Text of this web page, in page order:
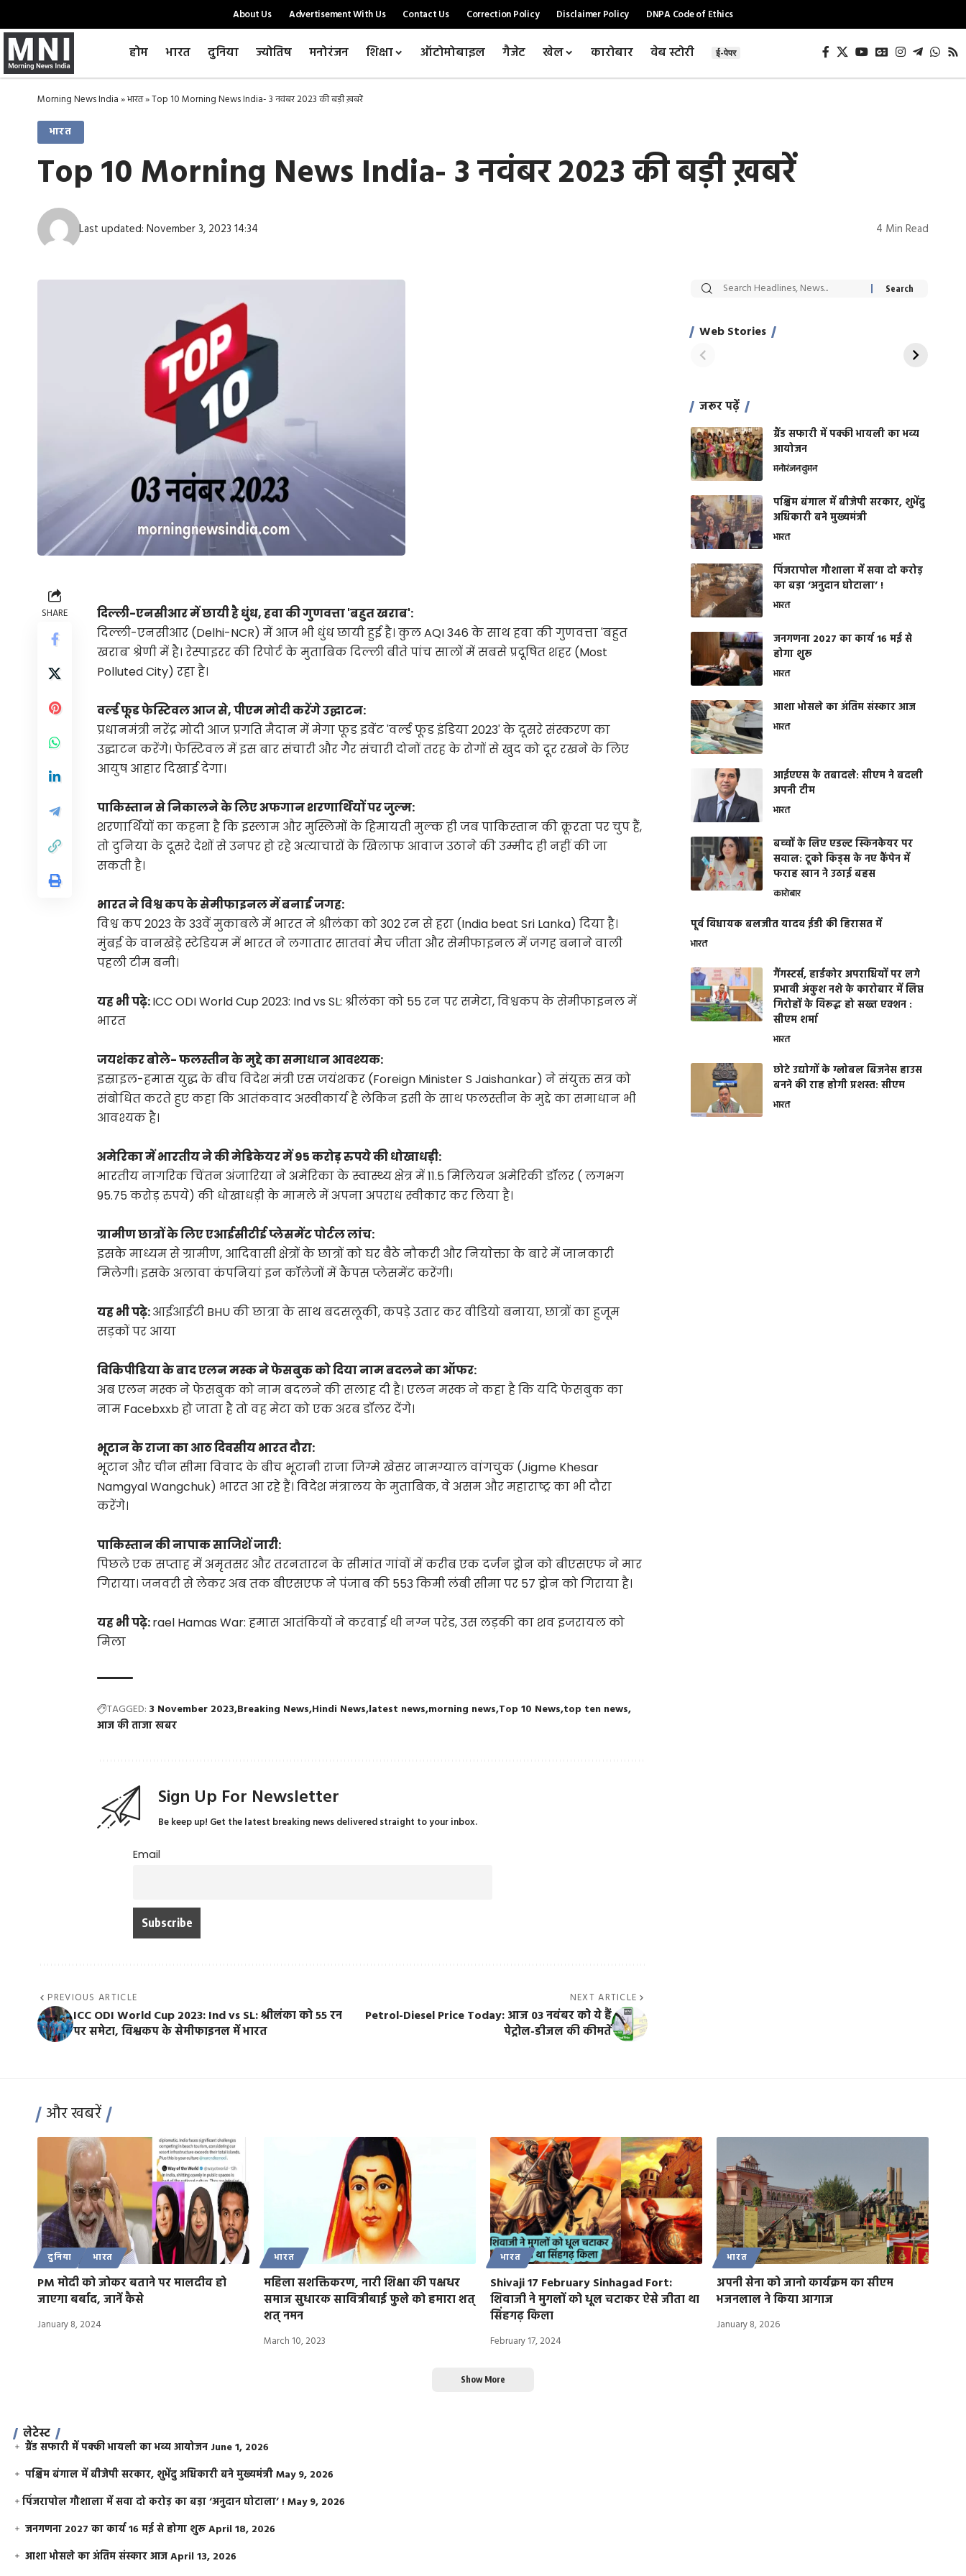
About Us Advertisement With Us Contact Us Correction Policy Disclaimer Policy DNPA Code of Ethics
होम भारत दुनिया ज्योतिष मनोरंजन शिक्षा ऑटोमोबाइल गैजेट खेल कारोबार वेब स्टोरी ई-पेपर
Morning News India»भारत»Top 10 Morning News India- 3 नवंबर 2023 की बड़ी ख़बरें
भारत
Top 10 Morning News India- 3 नवंबर 2023 की बड़ी ख़बरें
Last updated: November 3, 2023 14:34 4 Min Read
SHARE
दिल्ली-एनसीआर में छायी है धुंध, हवा की गुणवत्ता 'बहुत खराब':
दिल्ली-एनसीआर (Delhi-NCR) में आज भी धुंध छायी हुई है। कुल AQI 346 के साथ हवा की गुणवत्ता 'बहुत
खराब' श्रेणी में है। रेस्पाइरर की रिपोर्ट के मुताबिक दिल्ली बीते पांच सालों में सबसे प्रदूषित शहर (Most
Polluted City) रहा है।
वर्ल्ड फूड फेस्टिवल आज से, पीएम मोदी करेंगे उद्घाटन:
प्रधानमंत्री नरेंद्र मोदी आज प्रगति मैदान में मेगा फूड इवेंट 'वर्ल्ड फूड इंडिया 2023' के दूसरे संस्करण का
उद्घाटन करेंगे। फेस्टिवल में इस बार संचारी और गैर संचारी दोनों तरह के रोगों से खुद को दूर रखने के लिए
आयुष आहार दिखाई देगा।
पाकिस्तान से निकालने के लिए अफगान शरणार्थियों पर जुल्म:
शरणार्थियों का कहना है कि इस्लाम और मुस्लिमों के हिमायती मुल्क ही जब पाकिस्तान की क्रूरता पर चुप हैं,
तो दुनिया के दूसरे देशों से उनपर हो रहे अत्याचारों के खिलाफ आवाज उठाने की उम्मीद ही नहीं की जा
सकती है।
भारत ने विश्व कप के सेमीफाइनल में बनाई जगह:
विश्व कप 2023 के 33वें मुकाबले में भारत ने श्रीलंका को 302 रन से हरा (India beat Sri Lanka) दिया है।
मुंबई के वानखेड़े स्टेडियम में भारत ने लगातार सातवां मैच जीता और सेमीफाइनल में जगह बनाने वाली
पहली टीम बनी।
यह भी पढ़े:ICC ODI World Cup 2023: Ind vs SL: श्रीलंका को 55 रन पर समेटा, विश्वकप के सेमीफाइनल में
भारत
जयशंकर बोले- फलस्तीन के मुद्दे का समाधान आवश्यक:
इस्राइल-हमास युद्ध के बीच विदेश मंत्री एस जयंशकर (Foreign Minister S Jaishankar) ने संयुक्त सत्र को
संबोधित करते हुए कहा कि आतंकवाद अस्वीकार्य है लेकिन इसी के साथ फलस्तीन के मुद्दे का समाधान भी
आवश्यक है।
अमेरिका में भारतीय ने की मेडिकेयर में 95 करोड़ रुपये की धोखाधड़ी:
भारतीय नागरिक चिंतन अंजारिया ने अमेरिका के स्वास्थ्य क्षेत्र में 11.5 मिलियन अमेरिकी डॉलर ( लगभग
95.75 करोड़ रुपये) की धोखाधड़ी के मामले में अपना अपराध स्वीकार कर लिया है।
ग्रामीण छात्रों के लिए एआईसीटीई प्लेसमेंट पोर्टल लांच:
इसके माध्यम से ग्रामीण, आदिवासी क्षेत्रों के छात्रों को घर बैठे नौकरी और नियाेक्ता के बारे में जानकारी
मिलेगी। इसके अलावा कंपनियां इन कॉलेजों में कैंपस प्लेसमेंट करेंगी।
यह भी पढ़े:आईआईटी BHU की छात्रा के साथ बदसलूकी, कपड़े उतार कर वीडियो बनाया, छात्रों का हुजूम
सड़कों पर आया
विकिपीडिया के बाद एलन मस्क ने फेसबुक को दिया नाम बदलने का ऑफर:
अब एलन मस्क ने फेसबुक को नाम बदलने की सलाह दी है। एलन मस्क ने कहा है कि यदि फेसबुक का
नाम Facebxxb हो जाता है तो वह मेटा को एक अरब डॉलर देंगे।
भूटान के राजा का आठ दिवसीय भारत दौरा:
भूटान और चीन सीमा विवाद के बीच भूटानी राजा जिग्मे खेसर नामग्याल वांगचुक (Jigme Khesar
Namgyal Wangchuk) भारत आ रहे हैं। विदेश मंत्रालय के मुताबिक, वे असम और महाराष्ट्र का भी दौरा
करेंगे।
पाकिस्तान की नापाक साजिशें जारी:
पिछले एक सप्ताह में अमृतसर और तरनतारन के सीमांत गांवों में करीब एक दर्जन ड्रोन को बीएसएफ ने मार
गिराया। जनवरी से लेकर अब तक बीएसएफ ने पंजाब की 553 किमी लंबी सीमा पर 57 ड्रोन को गिराया है।
यह भी पढ़े:rael Hamas War: हमास आतंकियों ने करवाई थी नग्न परेड, उस लड़की का शव इजरायल को
मिला
TAGGED: 3 November 2023 Breaking News Hindi News latest news morning news Top 10 News top ten news
आज की ताजा खबर
Sign Up For Newsletter
Be keep up! Get the latest breaking news delivered straight to your inbox.
Email
PREVIOUS ARTICLE
ICC ODI World Cup 2023: Ind vs SL: श्रीलंका को 55 रन
पर समेटा, विश्वकप के सेमीफाइनल में भारत
NEXT ARTICLE
Petrol-Diesel Price Today: आज 03 नवंबर को ये हैं
पेट्रोल-डीजल की कीमतें
Web Stories
सट्टेबाजी में अरेस्ट हुए
साहिल खान
रोज एक कच्चे लहसुन
जरूर पढ़ें
ग्रैंड सफारी में पक्की भायली का भव्य
आयोजन
मनोरंजनवुमन
पश्चिम बंगाल में बीजेपी सरकार, शुभेंदु
अधिकारी बने मुख्यमंत्री
भारत
​पिंजरापोल गौशाला में सवा दो करोड़
का बड़ा ‘अनुदान घोटाला’ !
भारत
जनगणना 2027 का कार्य 16 मई से
होगा शुरू
भारत
आशा भोसले का अंतिम संस्कार आज
भारत
आईएएस के तबादले: सीएम ने बदली
अपनी टीम
भारत
बच्चों के लिए एडल्ट स्किनकेयर पर
सवाल: टूको किड्स के नए कैंपेन में
फराह खान ने उठाई बहस
कारोबार
पूर्व विधायक बलजीत यादव ईडी की हिरासत में
भारत
गैंगस्टर्स, हार्डकोर अपराधियों पर लगे
प्रभावी अंकुश नशे के कारोबार में लिप्त
गिरोहों के विरूद्ध हो सख्त एक्शन :
सीएम शर्मा
भारत
छोटे उद्योगों के ग्लोबल बिजनेस हाउस
बनने की राह होगी प्रशस्त: सीएम
भारत
और खबरें
दुनिया भारत
PM मोदी को जोकर बताने पर मालदीव हो
जाएगा बर्बाद, जानें कैसे
January 8, 2024
भारत
महिला सशक्तिकरण, नारी शिक्षा की पक्षधर
समाज सुधारक सावित्रीबाई फुले को हमारा शत्
शत् नमन
March 10, 2023
भारत
Shivaji 17 February Sinhagad Fort:
शिवाजी ने मुगलों को धूल चटाकर ऐसे जीता था
सिंहगढ़ किला
February 17, 2024
भारत
अपनी सेना को जानो कार्यक्रम का सीएम
भजनलाल ने किया आगाज
January 8, 2026
Show More
लेटेस्ट
ग्रैंड सफारी में पक्की भायली का भव्य आयोजन June 1, 2026
पश्चिम बंगाल में बीजेपी सरकार, शुभेंदु अधिकारी बने मुख्यमंत्रीMay 9, 2026
​पिंजरापोल गौशाला में सवा दो करोड़ का बड़ा ‘अनुदान घोटाला’ !May 9, 2026
जनगणना 2027 का कार्य 16 मई से होगा शुरूApril 18, 2026
आशा भोसले का अंतिम संस्कार आजApril 13, 2026